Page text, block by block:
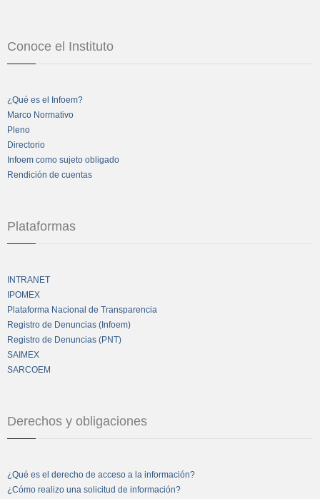
Conoce el Instituto
¿Qué es el Infoem?
Marco Normativo
Pleno
Directorio
Infoem como sujeto obligado
Rendición de cuentas
Plataformas
INTRANET
IPOMEX
Plataforma Nacional de Transparencia
Registro de Denuncias (Infoem)
Registro de Denuncias (PNT)
SAIMEX
SARCOEM
Derechos y obligaciones
¿Qué es el derecho de acceso a la información?
¿Cómo realizo una solicitud de información?